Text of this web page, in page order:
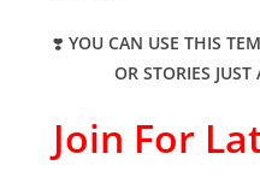
❣️ YOU CAN USE THIS
OR STORIES
Join For